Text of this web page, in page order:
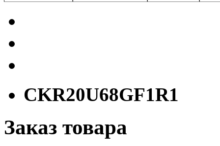
CKR20U68GF1R1
Заказ товара